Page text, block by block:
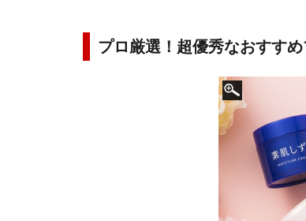
プロ厳選！超優秀なおすす